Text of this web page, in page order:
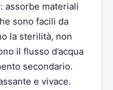
assorbe materiali
sono facili da
la sterilità, non
il flusso d’acqua
secondario.
e vivace.